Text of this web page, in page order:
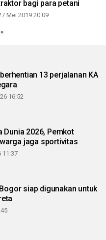
bagi para petani
Mei 2019 20:09
13 perjalanan KA
16:52
Dunia 2026, Pemkot
jaga sportivitas
11:37
siap digunakan untuk